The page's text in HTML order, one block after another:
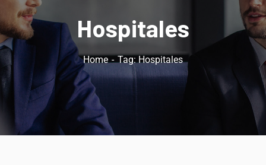
Hospitales
Home Tag: Hospitales